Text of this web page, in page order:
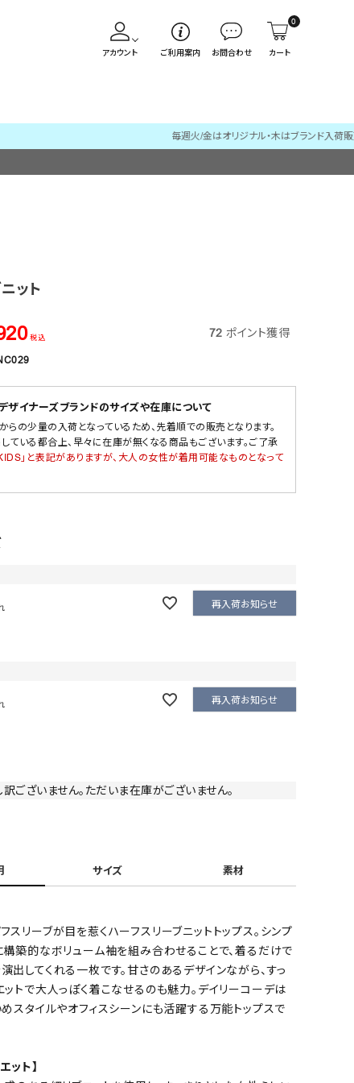
アカウント ご利用案内 お問合わせ
0
カート
ット
税込 72 ポイント獲得
ザイナーズブランドのサイズや在庫について
らの少量の入荷となっているため、先着順での販売となります。
ている都合上、早々に在庫が無くなる商品もございます。ご了承
KIDS」と表記がありますが、大人の女性が着用可能なものとなって
再入荷お知らせ
再入荷お知らせ
訳ございません。ただいま在庫がございません。
サイズ 素材
スリーブが目を惹くハーフスリーブニットトップス。シンプ
構築的なボリューム袖を組み合わせることで、着るだけで
出してくれる一枚です。甘さのあるデザインながら、すっ
ットで大人っぽく着こなせるのも魅力。デイリーコーデは
めスタイルやオフィスシーンにも活躍する万能トップスで
ット】